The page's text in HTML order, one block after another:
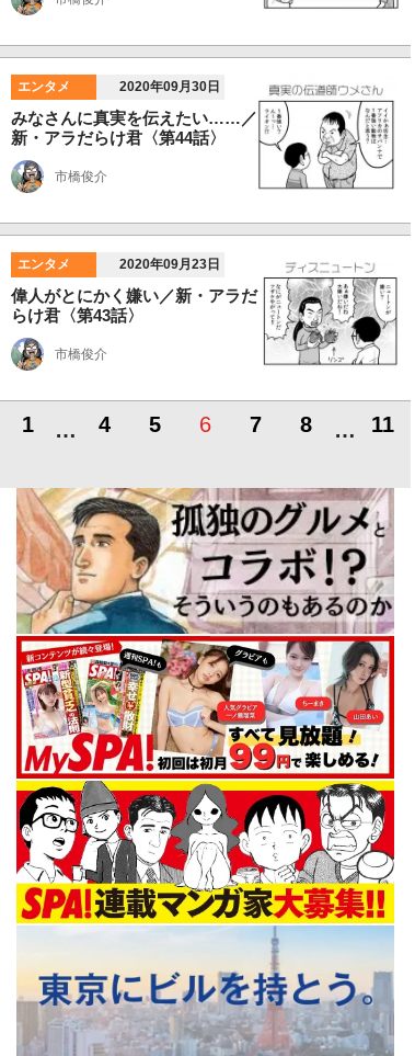
エンタメ 2020年09月30日
みなさんに真実を伝えたい……／
新・アラだらけ君〈第44話〉
市橋俊介
エンタメ 2020年09月23日
偉人がとにかく嫌い／新・アラだ
らけ君〈第43話〉
市橋俊介
1 … 4 5 6 7 8 … 11